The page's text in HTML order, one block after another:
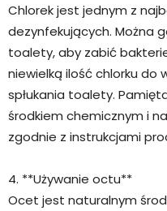
Chlorek jest jednym z
dezynfekujących. Można
toalety, aby zabić
niewielką ilość chlorku do
spłukania toalety.
środkiem chemicznym i
zgodnie z instrukcjami
4. **Używanie octu**
Ocet jest naturalnym